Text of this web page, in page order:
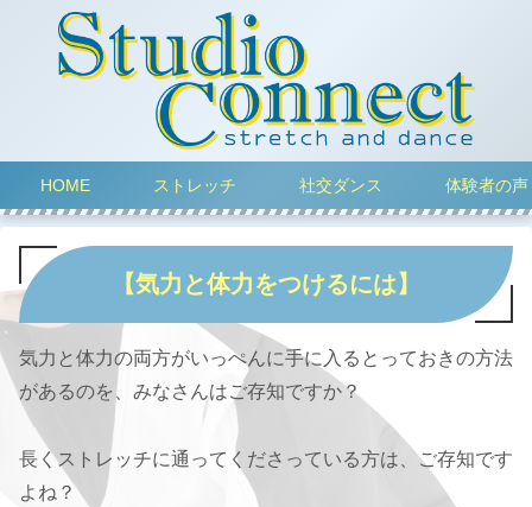
HOME ストレッチ 社交ダンス 体験者の声
【気力と体力をつけるには】
気力と体力の両方がいっぺんに手に入るとっておきの方法
があるのを、みなさんはご存知ですか？
長くストレッチに通ってくださっている方は、ご存知です
よね？